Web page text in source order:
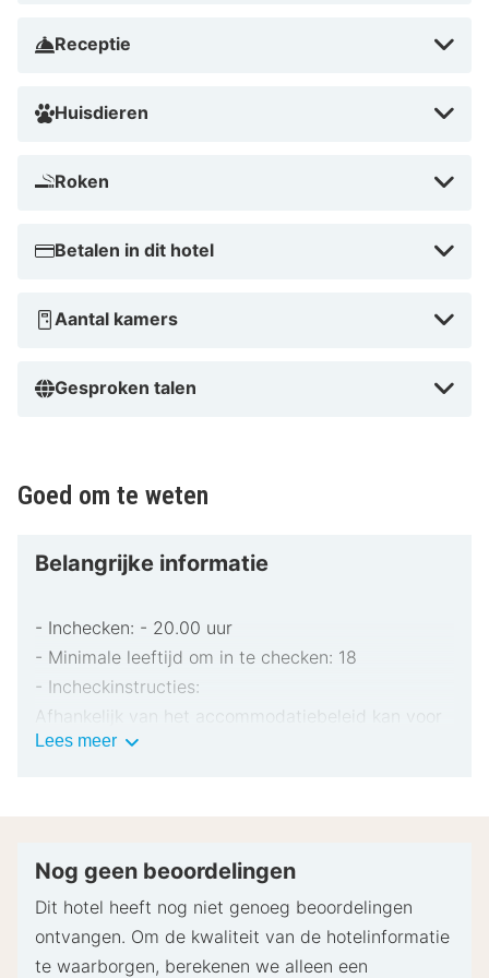
Panorama-skilift en op 9 min. van Wilkogel I-skilift. Dit
Receptie
Huisdieren
Roken
Betalen in dit hotel
Aantal kamers
Gesproken talen
Goed om te weten
Belangrijke informatie
- Inchecken: - 20.00 uur
- Minimale leeftijd om in te checken: 18
- Incheckinstructies:
Afhankelijk van het accommodatiebeleid kan voor
extra personen een toeslag in rekening worden
pinpas of borgsom in contanten te verstrekken
Speciale verzoeken worden onder voorbehoud van
beschikbaarheid bij het inchecken ingewilligd.
Lees meerBelangrijke
Nog geen beoordelingen
Dit hotel heeft nog niet genoeg beoordelingen
ontvangen. Om de kwaliteit van de hotelinformatie
te waarborgen, berekenen we alleen een